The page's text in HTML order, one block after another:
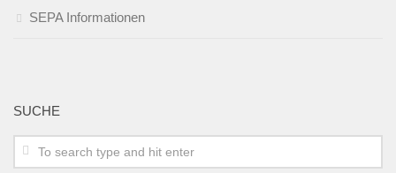
SEPA Informationen
SUCHE